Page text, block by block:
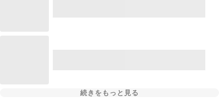
続きをもっと見る